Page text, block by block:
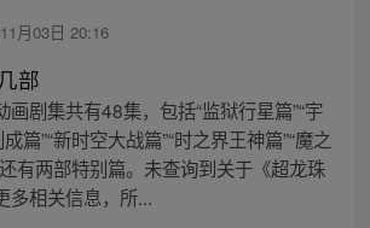
月03日 20:16
部
画剧集共有48集，包括“监狱行星篇”“宇
篇”“新时空大战篇”“时之界王神篇”“魔之
有两部特别篇。未查询到关于《超龙珠
多相关信息，所...